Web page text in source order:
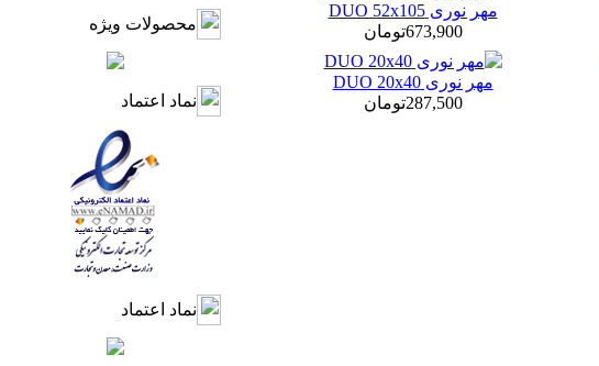
مهر نوری DUO 52x105
673,900تومان
مهر نوری DUO 20x40
287,500تومان
محصولات ویژه
نماد اعتماد
نماد اعتماد